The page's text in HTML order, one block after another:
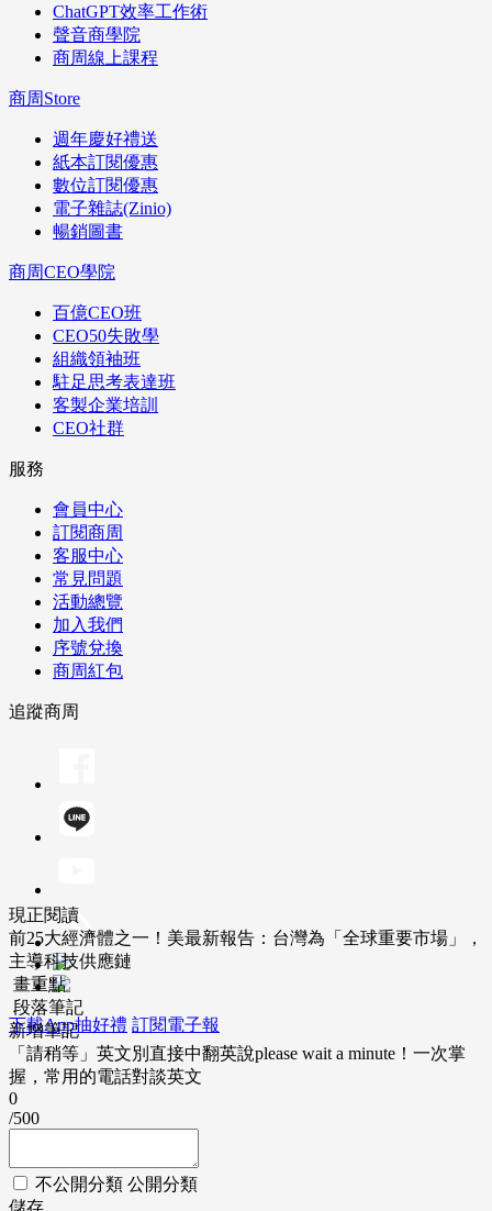
ChatGPT效率工作術
聲音商學院
商周線上課程
商周Store
週年慶好禮送
紙本訂閱優惠
數位訂閱優惠
電子雜誌(Zinio)
暢銷圖書
商周CEO學院
百億CEO班
CEO50失敗學
組織領袖班
駐足思考表達班
客製企業培訓
CEO社群
服務
會員中心
訂閱商周
客服中心
常見問題
活動總覽
加入我們
序號兌換
商周紅包
追蹤商周
下載App抽好禮 訂閱電子報
現正閱讀
前25大經濟體之一！美最新報告：台灣為「全球重要市場」，
主導科技供應鏈
畫重點
段落筆記
新增筆記
「請稍等」英文別直接中翻英說please wait a minute！一次掌
握，常用的電話對談英文
0
/500
不公開分類 公開分類
儲存